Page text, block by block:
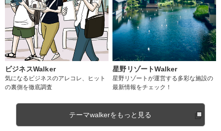
ビジネスWalker
気になるビジネスのアレコレ、ヒット
の裏側を徹底調査
星野リゾートWalker
星野リゾートが運営する多彩な施設の
最新情報をチェック！
テーマwalkerをもっと見る